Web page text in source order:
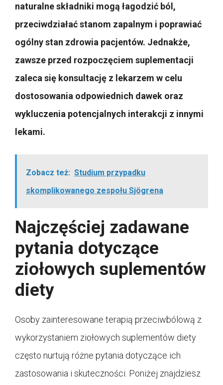
naturalne składniki mogą łagodzić ból,
przeciwdziałać stanom zapalnym i poprawiać
ogólny stan zdrowia pacjentów. Jednakże,
zawsze przed rozpoczęciem suplementacji
zaleca się konsultację z lekarzem w celu
dostosowania odpowiednich dawek oraz
wykluczenia potencjalnych interakcji z innymi
lekami.
Zobacz też: Studium przypadku
skomplikowanego zespołu Sjögrena
Najczęściej zadawane
pytania dotyczące
ziołowych suplementów
diety
Osoby zainteresowane terapią przeciwbólową z
wykorzystaniem ziołowych suplementów diety
często nurtują różne pytania dotyczące ich
zastosowania i skuteczności. Poniżej znajdziesz